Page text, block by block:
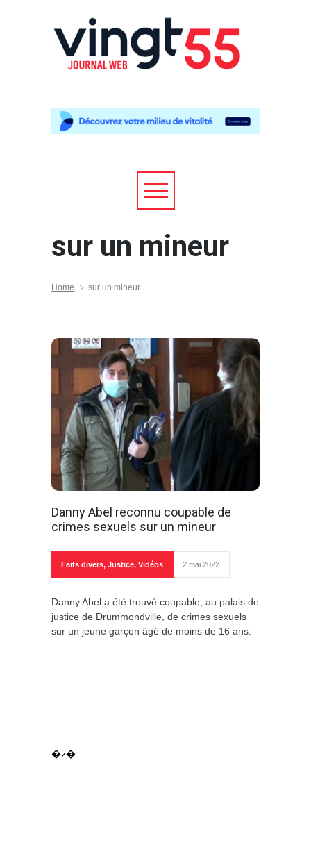
sur un mineur
Home sur un mineur
Danny Abel reconnu coupable de
crimes sexuels sur un mineur
Faits divers, Justice, Vidéos 2 mai 2022
Danny Abel a été trouvé coupable, au palais de
justice de Drummondville, de crimes sexuels
sur un jeune garçon âgé de moins de 16 ans.
�z�